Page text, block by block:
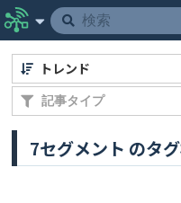
7セグメント のタ
トレンド